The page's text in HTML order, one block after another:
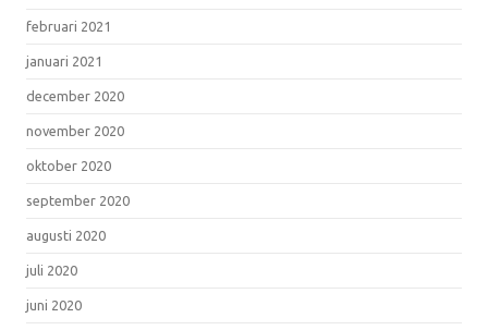
februari 2021
januari 2021
december 2020
november 2020
oktober 2020
september 2020
augusti 2020
juli 2020
juni 2020